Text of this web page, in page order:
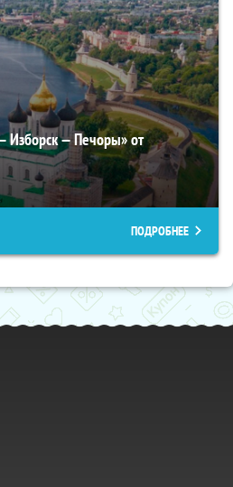
Изборск — Печоры» от
ПОДРОБНЕЕ